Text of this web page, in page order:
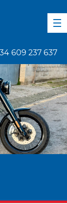
609 237 637